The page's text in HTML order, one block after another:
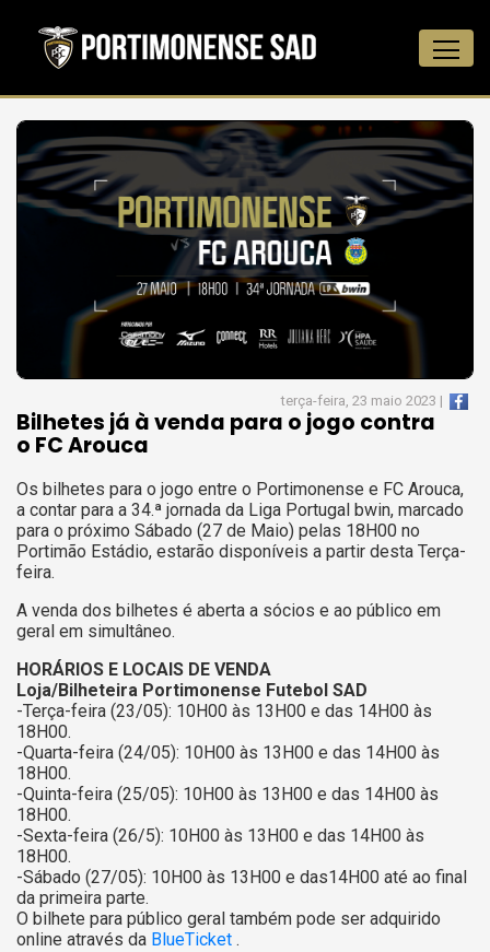
terça-feira, 23 maio 2023 |
Bilhetes já à venda para o jogo contra
o FC Arouca
Os bilhetes para o jogo entre o Portimonense e FC Arouca,
a contar para a 34.ª jornada da Liga Portugal bwin, marcado
para o próximo Sábado (27 de Maio) pelas 18H00 no
Portimão Estádio, estarão disponíveis a partir desta Terça-
feira.
A venda dos bilhetes é aberta a sócios e ao público em
geral em simultâneo.
HORÁRIOS E LOCAIS DE VENDA
Loja/Bilheteira Portimonense Futebol SAD
-Terça-feira (23/05): 10H00 às 13H00 e das 14H00 às
18H00.
-Quarta-feira (24/05): 10H00 às 13H00 e das 14H00 às
18H00.
-Quinta-feira (25/05): 10H00 às 13H00 e das 14H00 às
18H00.
-Sexta-feira (26/5): 10H00 às 13H00 e das 14H00 às
18H00.
-Sábado (27/05): 10H00 às 13H00 e das14H00 até ao final
da primeira parte.
O bilhete para público geral também pode ser adquirido
online através da BlueTicket .